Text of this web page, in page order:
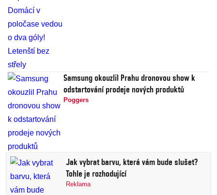
Samsung okouzlil Prahu dronovou show k
odstartování prodeje nových produktů
Poggers
Jak vybrat barvu, která vám bude slušet?
Tohle je rozhodující
Reklama